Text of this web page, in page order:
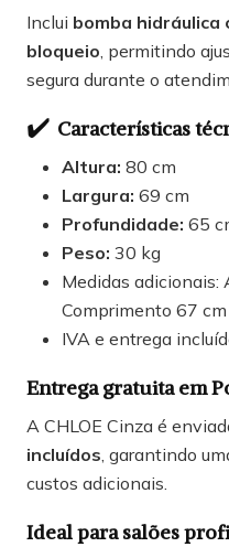
Inclui bomba hidráulica
bloqueio, permitindo
segura durante o
✔️ Características
Altura: 80 cm
Largura: 69 cm
Profundidade: 65
Peso: 30 kg
Medidas adicionais:
Comprimento 67 cm
IVA e entrega
Entrega gratuita em
A CHLOE Cinza é
incluídos, garantindo
custos adicionais.
Ideal para salões